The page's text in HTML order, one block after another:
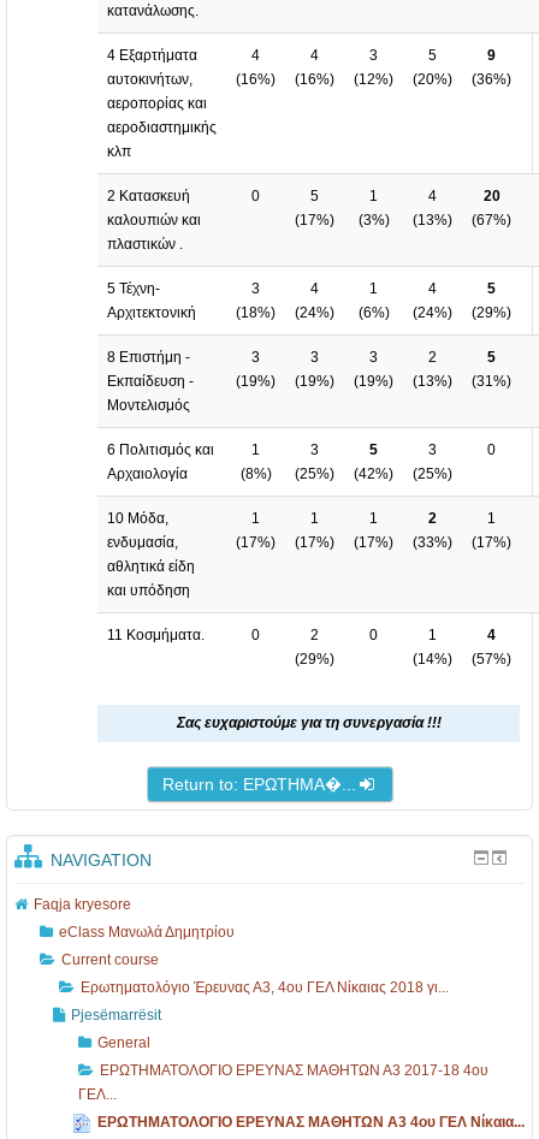
κατανάλωσης.
4 Εξαρτήματα
αυτοκινήτων,
αεροπορίας και
αεροδιαστημικής
κλπ
4
(16%)
4
(16%)
3
(12%)
5
(20%)
9
(36%)
2 Κατασκευή
καλουπιών και
πλαστικών .
0
5
(17%)
1
(3%)
4
(13%)
20
(67%)
5 Τέχνη-
Αρχιτεκτονική
3
(18%)
4
(24%)
1
(6%)
4
(24%)
5
(29%)
8 Επιστήμη -
Εκπαίδευση -
Μοντελισμός
3
(19%)
3
(19%)
3
(19%)
2
(13%)
5
(31%)
6 Πολιτισμός και
Αρχαιολογία
1
(8%)
3
(25%)
5
(42%)
3
(25%)
0
10 Μόδα,
ενδυμασία,
αθλητικά είδη
και υπόδηση
1
(17%)
1
(17%)
1
(17%)
2
(33%)
1
(17%)
11 Κοσμήματα. 0
2
(29%)
0
1
(14%)
4
(57%)
Σας ευχαριστούμε για τη συνεργασία !!!
Return to: ΕΡΩΤΗΜΑ�...
NAVIGATION
Faqja kryesore
eClass Μανωλά Δημητρίου
Current course
Ερωτηματολόγιο Έρευνας Α3, 4ου ΓΕΛ Νίκαιας 2018 γι...
Pjesëmarrësit
General
ΕΡΩΤΗΜΑΤΟΛΟΓΙΟ ΕΡΕΥΝΑΣ ΜΑΘΗΤΩΝ Α3 2017-18 4ου
ΓΕΛ...
ΕΡΩΤΗΜΑΤΟΛΟΓΙΟ ΕΡΕΥΝΑΣ ΜΑΘΗΤΩΝ Α3 4ου ΓΕΛ Νίκαια...